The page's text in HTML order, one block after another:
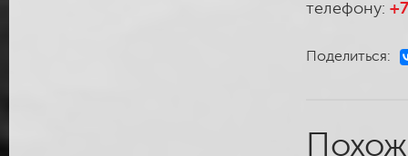
телефону:
Поделиться: